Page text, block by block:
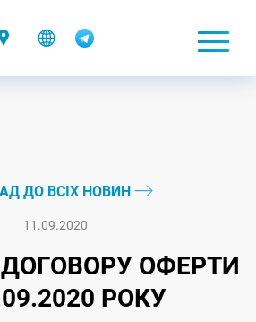
ДО ВСІХ НОВИН
11.09.2020
ОФЕРТИ
РОКУ